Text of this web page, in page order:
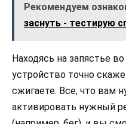
Рекомендуем
заснуть - тестирую
Находясь на запястье
устройство точно
сжигаете. Все, что вам
активировать нужный